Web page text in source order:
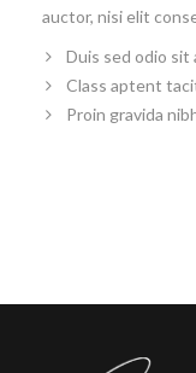
auctor, nisi elit
Duis sed odio
Class aptent
Proin gravida